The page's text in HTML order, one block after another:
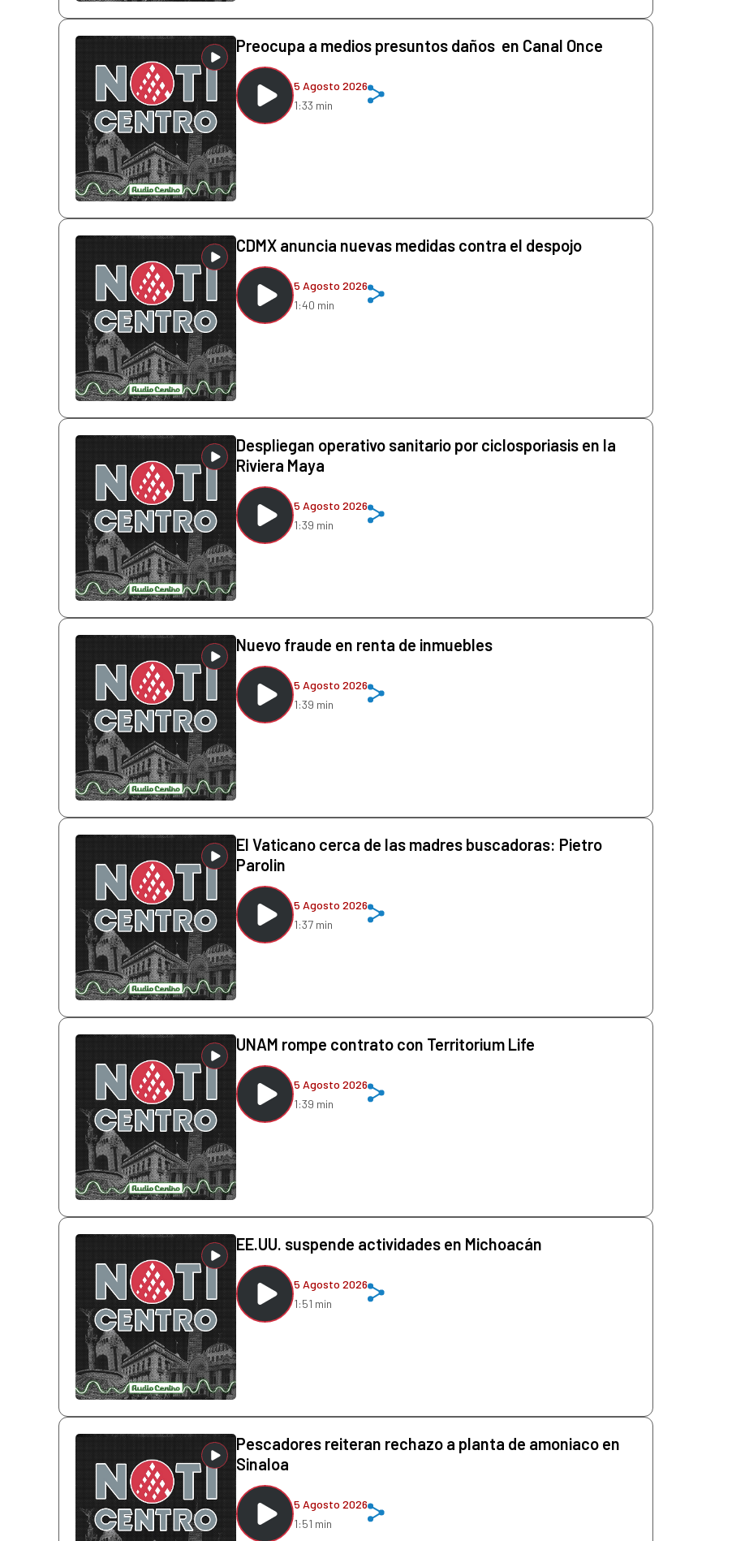
Preocupa a medios presuntos daños en Canal Once
5 Agosto 2026
1:33 min
CDMX anuncia nuevas medidas contra el despojo
5 Agosto 2026
1:40 min
Despliegan operativo sanitario por ciclosporiasis en la
Riviera Maya
5 Agosto 2026
1:39 min
Nuevo fraude en renta de inmuebles
5 Agosto 2026
1:39 min
El Vaticano cerca de las madres buscadoras: Pietro
Parolin
5 Agosto 2026
1:37 min
UNAM rompe contrato con Territorium Life
5 Agosto 2026
1:39 min
EE.UU. suspende actividades en Michoacán
5 Agosto 2026
1:51 min
Pescadores reiteran rechazo a planta de amoniaco en
Sinaloa
5 Agosto 2026
1:51 min